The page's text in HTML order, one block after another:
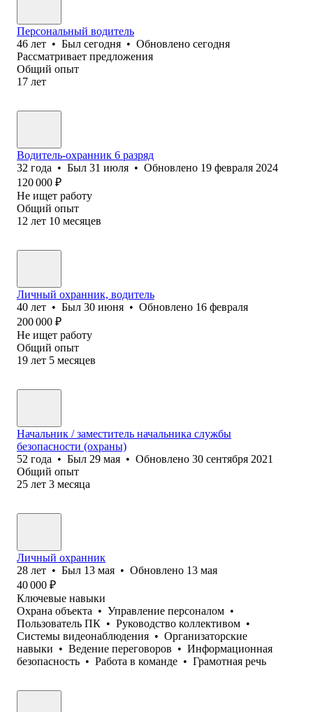
Персональный водитель
46 лет • Был сегодня • Обновлено сегодня
Рассматривает предложения
Общий опыт
17 лет
Водитель-охранник 6 разряд
32 года • Был 31 июля • Обновлено 19 февраля 2024
120 000 ₽
Не ищет работу
Общий опыт
12 лет 10 месяцев
Личный охранник, водитель
40 лет • Был 30 июня • Обновлено 16 февраля
200 000 ₽
Не ищет работу
Общий опыт
19 лет 5 месяцев
Начальник / заместитель начальника службы
безопасности (охраны)
52 года • Был 29 мая • Обновлено 30 сентября 2021
Общий опыт
25 лет 3 месяца
Личный охранник
28 лет • Был 13 мая • Обновлено 13 мая
40 000 ₽
Ключевые навыки
Охрана объекта • Управление персоналом •
Пользователь ПК • Руководство коллективом •
Системы видеонаблюдения • Организаторские
навыки • Ведение переговоров • Информационная
безопасность • Работа в команде • Грамотная речь